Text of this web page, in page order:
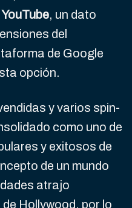
YouTube, un dato
del
de Google
opción.
y varios spin-
como uno de
y exitosos de
de un mundo
atrajo
Hollywood, por lo